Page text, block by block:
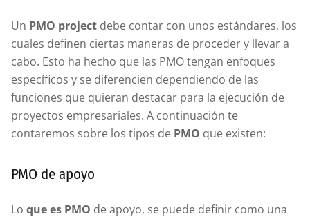
Un PMO project debe contar con unos estándares, los
cuales definen ciertas maneras de proceder y llevar a
cabo. Esto ha hecho que las PMO tengan enfoques
específicos y se diferencien dependiendo de las
funciones que quieran destacar para la ejecución de
proyectos empresariales. A continuación te
contaremos sobre los tipos de PMO que existen:
PMO de apoyo
Lo que es PMO de apoyo, se puede definir como una